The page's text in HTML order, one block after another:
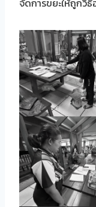
จัดการขยะให้ถูกวิ